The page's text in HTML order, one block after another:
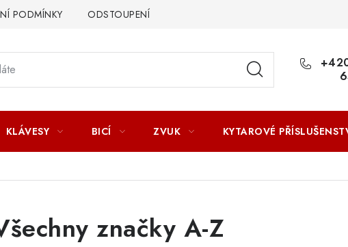
PODMÍNKY ODSTOUPENÍ OD SMLOUVY ZÁSADY
KLÁVESY BICÍ ZVUK KYTAROVÉ
značky A-Z